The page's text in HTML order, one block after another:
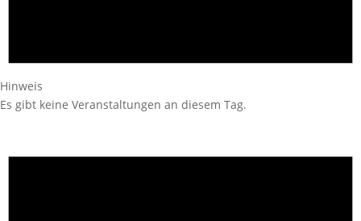
Hinweis
Es gibt keine Veranstaltungen an diesem Tag.